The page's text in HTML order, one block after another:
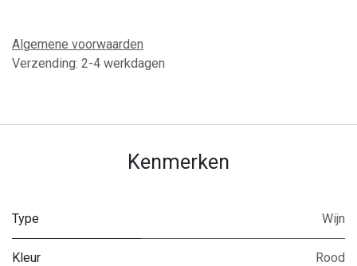
Algemene voorwaarden
Verzending: 2-4 werkdagen
Kenmerken
Type Wijn
Kleur Rood